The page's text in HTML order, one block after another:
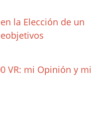
la Elección de un
VR: mi Opinión y mi